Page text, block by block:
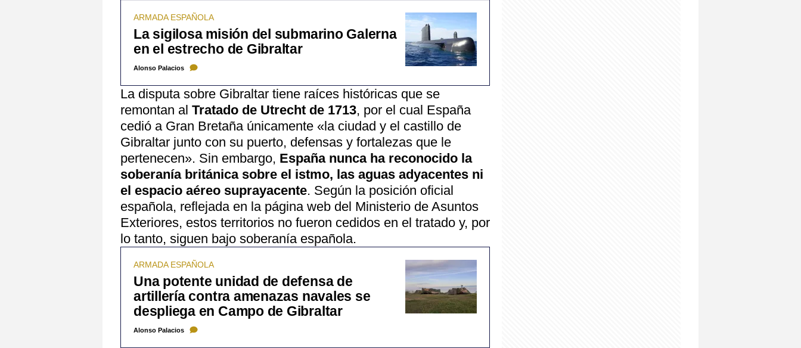
ARMADA ESPAÑOLA
La sigilosa misión del submarino Galerna
en el estrecho de Gibraltar
Alonso Palacios
La disputa sobre Gibraltar tiene raíces históricas que se
remontan al Tratado de Utrecht de 1713, por el cual España
cedió a Gran Bretaña únicamente «la ciudad y el castillo de
Gibraltar junto con su puerto, defensas y fortalezas que le
pertenecen». Sin embargo, España nunca ha reconocido la
soberanía británica sobre el istmo, las aguas adyacentes ni
el espacio aéreo suprayacente. Según la posición oficial
española, reflejada en la página web del Ministerio de Asuntos
Exteriores, estos territorios no fueron cedidos en el tratado y, por
lo tanto, siguen bajo soberanía española.
ARMADA ESPAÑOLA
Una potente unidad de defensa de
artillería contra amenazas navales se
despliega en Campo de Gibraltar
Alonso Palacios